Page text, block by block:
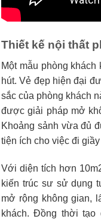
Thiết kế nội thất
Một mẫu phòng
hút. Vẻ đẹp hiện đại
sắc của phòng khách
được giải pháp mở
Khoảng sảnh vừa đủ
tiện ích cho việc đi giầy
Với diện tích hơn
kiến trúc sư sử dụng
mở rộng không gian,
khách. Đồng thời